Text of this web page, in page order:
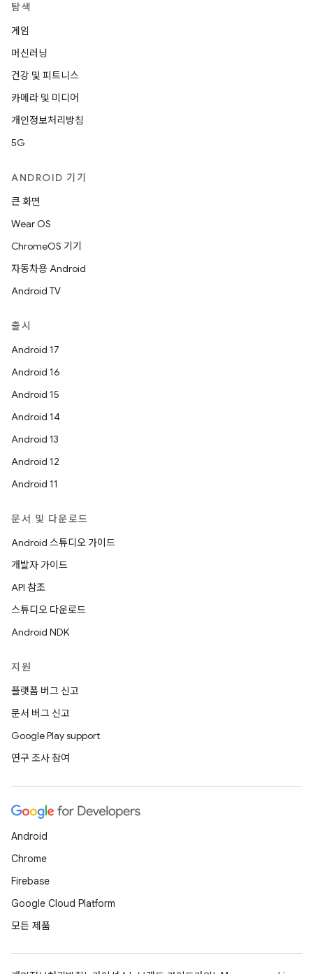
탐색
게임
머신러닝
건강 및 피트니스
카메라 및 미디어
개인정보처리방침
5G
ANDROID 기기
큰 화면
Wear OS
ChromeOS 기기
자동차용 Android
Android TV
출시
Android 17
Android 16
Android 15
Android 14
Android 13
Android 12
Android 11
문서 및 다운로드
Android 스튜디오 가이드
개발자 가이드
API 참조
스튜디오 다운로드
Android NDK
지원
플랫폼 버그 신고
문서 버그 신고
Google Play support
연구 조사 참여
Android
Chrome
Firebase
Google Cloud Platform
모든 제품